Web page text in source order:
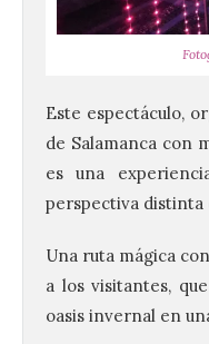
Este espectáculo,
de Salamanca con
es una
perspectiva distinta
Una ruta mágica
a los visitantes,
oasis invernal en